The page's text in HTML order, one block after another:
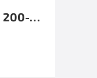
SZ116-200А (HTB 200-P ФУНКЦИОНАЛЬНЫЙ АНАЛОГ)